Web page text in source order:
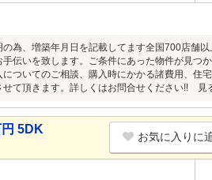
為、増築年月日を記載してます全国700店舗
伝いを致します。ご条件にあった物件が見つ
ついてのご相談、購入時にかかる諸費用、住
て頂きます。詳しくはお問合せください!! 見
5DK
お気に入りに